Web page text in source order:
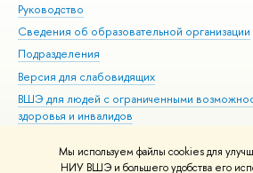
Мы используем файлы cookies для
НИУ ВШЭ и большего удобства его
Руководство
Сведения об образовательной организации
Подразделения
Версия для слабовидящих
ВШЭ для людей с ограниченными
здоровья и инвалидов